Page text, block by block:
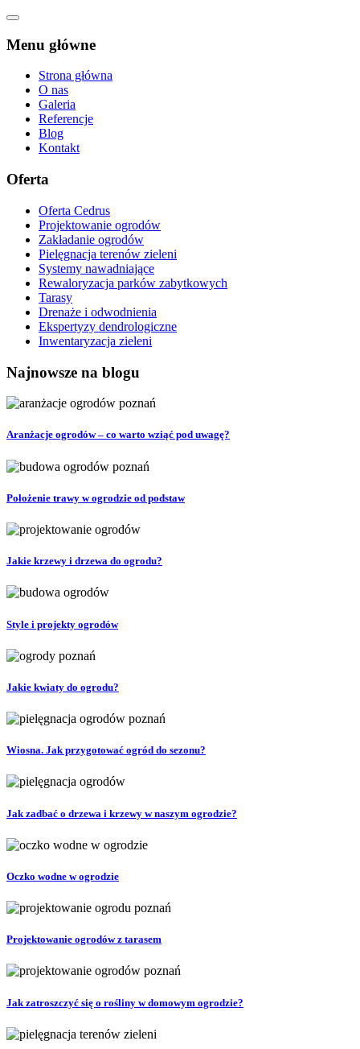
Menu główne
Strona główna
O nas
Galeria
Referencje
Blog
Kontakt
Oferta
Oferta Cedrus
Projektowanie ogrodów
Zakładanie ogrodów
Pielęgnacja terenów zieleni
Systemy nawadniające
Rewaloryzacja parków zabytkowych
Tarasy
Drenaże i odwodnienia
Ekspertyzy dendrologiczne
Inwentaryzacja zieleni
Najnowsze na blogu
Aranżacje ogrodów – co warto wziąć pod uwagę?
Położenie trawy w ogrodzie od podstaw
Jakie krzewy i drzewa do ogrodu?
Style i projekty ogrodów
Jakie kwiaty do ogrodu?
Wiosna. Jak przygotować ogród do sezonu?
Jak zadbać o drzewa i krzewy w naszym ogrodzie?
Oczko wodne w ogrodzie
Projektowanie ogrodów z tarasem
Jak zatroszczyć się o rośliny w domowym ogrodzie?